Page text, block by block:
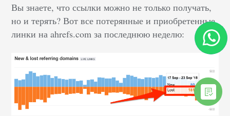
Вы знаете, что ссылки можно не только получать,
но и терять? Вот все потерянные и приобретенные
линки на ahrefs.com за последнюю неделю: